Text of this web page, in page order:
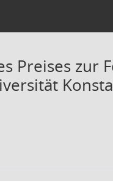
Preises zur